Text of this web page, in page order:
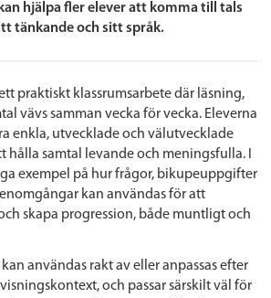
hjälpa fler elever att komma till tals
tänkande och sitt språk.
praktiskt klassrumsarbete där läsning,
vävs samman vecka för vecka. Eleverna
enkla, utvecklade och välutvecklade
hålla samtal levande och meningsfulla. I
exempel på hur frågor, bikupeuppgifter
kan användas för att
skapa progression, både muntligt och
användas rakt av eller anpassas efter
och passar särskilt väl för